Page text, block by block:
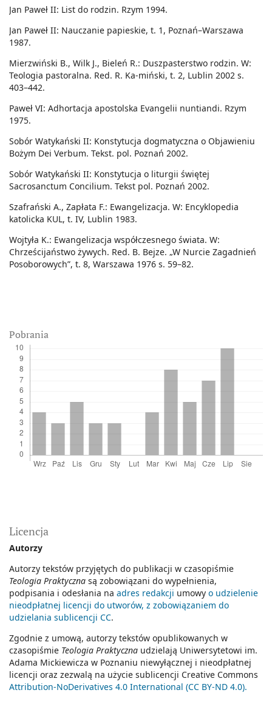
Pobrania
Jan Paweł II: List do rodzin. Rzym 1994.
Jan Paweł II: Nauczanie papieskie, t. 1, Poznań–Warszawa
1987.
Mierzwiński B., Wilk J., Bieleń R.: Duszpasterstwo rodzin. W:
Teologia pastoralna. Red. R. Ka-miński, t. 2, Lublin 2002 s.
403–442.
Paweł VI: Adhortacja apostolska Evangelii nuntiandi. Rzym
1975.
Sobór Watykański II: Konstytucja dogmatyczna o Objawieniu
Bożym Dei Verbum. Tekst. pol. Poznań 2002.
Sobór Watykański II: Konstytucja o liturgii świętej
Sacrosanctum Concilium. Tekst pol. Poznań 2002.
Szafrański A., Zapłata F.: Ewangelizacja. W: Encyklopedia
katolicka KUL, t. IV, Lublin 1983.
Wojtyła K.: Ewangelizacja współczesnego świata. W:
Chrześcijaństwo żywych. Red. B. Bejze. „W Nurcie Zagadnień
Posoborowych”, t. 8, Warszawa 1976 s. 59–82.
Licencja
Autorzy
Autorzy tekstów przyjętych do publikacji w czasopiśmie
Teologia Praktyczna są zobowiązani do wypełnienia,
podpisania i odesłania na adres redakcji umowy o udzielenie
nieodpłatnej licencji do utworów, z zobowiązaniem do
udzielania sublicencji CC.
Zgodnie z umową, autorzy tekstów opublikowanych w
czasopiśmie Teologia Praktyczna udzielają Uniwersytetowi im.
Adama Mickiewicza w Poznaniu niewyłącznej i nieodpłatnej
licencji oraz zezwalą na użycie sublicencji Creative Commons
Attribution-NoDerivatives 4.0 International (CC BY-ND 4.0).